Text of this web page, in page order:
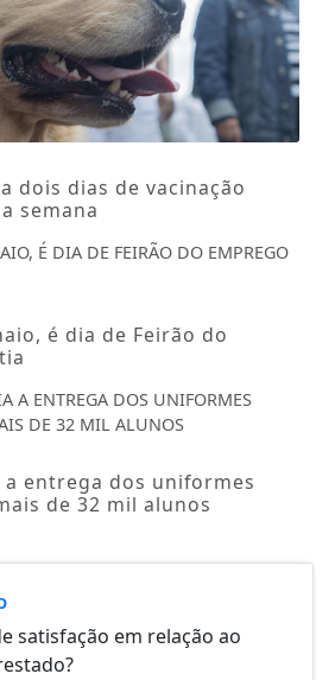
dois dias de vacinação
semana
é dia de Feirão do
entrega dos uniformes
de 32 mil alunos
satisfação em relação ao